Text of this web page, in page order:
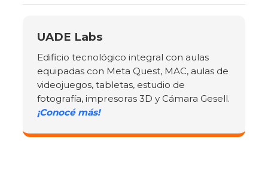
UADE Labs
Edificio tecnológico integral con aulas
equipadas con Meta Quest, MAC, aulas de
videojuegos, tabletas, estudio de
fotografía, impresoras 3D y Cámara Gesell.
¡Conocé más!